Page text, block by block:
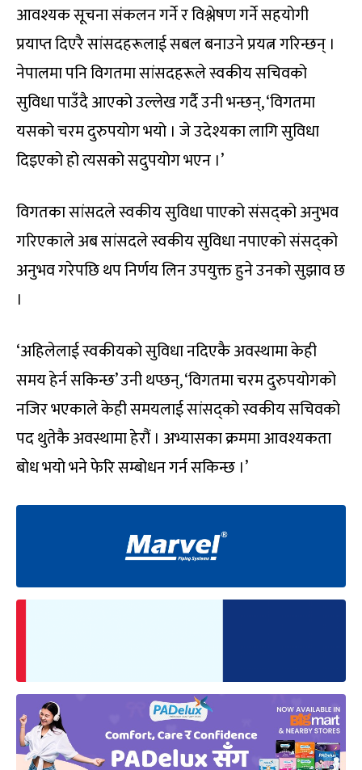
आवश्यक सूचना संकलन गर्ने र विश्लेषण गर्ने सहयोगी
प्रयाप्त दिएरै सांसदहरूलाई सबल बनाउने प्रयत्न गरिन्छन् ।
नेपालमा पनि विगतमा सांसदहरूले स्वकीय सचिवको
सुविधा पाउँदै आएको उल्लेख गर्दै उनी भन्छन्, ‘विगतमा
यसको चरम दुरुपयोग भयो । जे उदेश्यका लागि सुविधा
दिइएको हो त्यसको सदुपयोग भएन ।’
विगतका सांसदले स्वकीय सुविधा पाएको संसद्को अनुभव
गरिएकाले अब सांसदले स्वकीय सुविधा नपाएको संसद्को
अनुभव गरेपछि थप निर्णय लिन उपयुक्त हुने उनको सुझाव छ
।
‘अहिलेलाई स्वकीयको सुविधा नदिएकै अवस्थामा केही
समय हेर्न सकिन्छ’ उनी थप्छन्, ‘विगतमा चरम दुरुपयोगको
नजिर भएकाले केही समयलाई सांसद्को स्वकीय सचिवको
पद थुतेकै अवस्थामा हेरौं । अभ्यासका क्रममा आवश्यकता
बोध भयो भने फेरि सम्बोधन गर्न सकिन्छ ।’